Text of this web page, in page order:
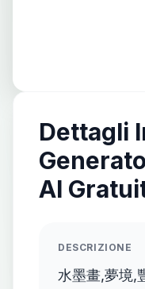
Dettagli
AI
DESCRIZIONE
水墨畫,夢境,